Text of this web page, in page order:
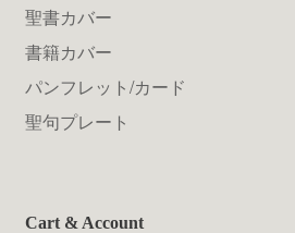
聖書カバー
書籍カバー
パンフレット/カード
聖句プレート
Cart & Account